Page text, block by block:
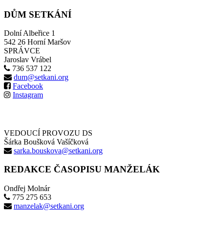
DŮM SETKÁNÍ
Dolní Albeřice 1
542 26 Horní Maršov
SPRÁVCE
Jaroslav Vrábel
736 537 122
dum@setkani.org
Facebook
Instagram
VEDOUCÍ PROVOZU DS
Šárka Boušková Vašíčková
sarka.bouskova@setkani.org
REDAKCE ČASOPISU MANŽELÁK
Ondřej Molnár
775 275 653
manzelak@setkani.org